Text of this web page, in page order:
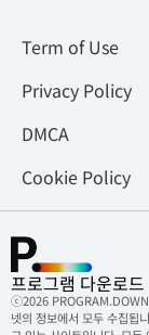
Term of Use
Privacy Policy
DMCA
Cookie Policy
프로그램 다운로
ⓒ2026
넷의 정보에서 모두 수집됩